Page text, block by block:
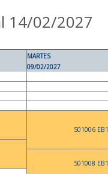
14/02/2027
MARTES
09/02/2027
501006 EB1
501008 EB1